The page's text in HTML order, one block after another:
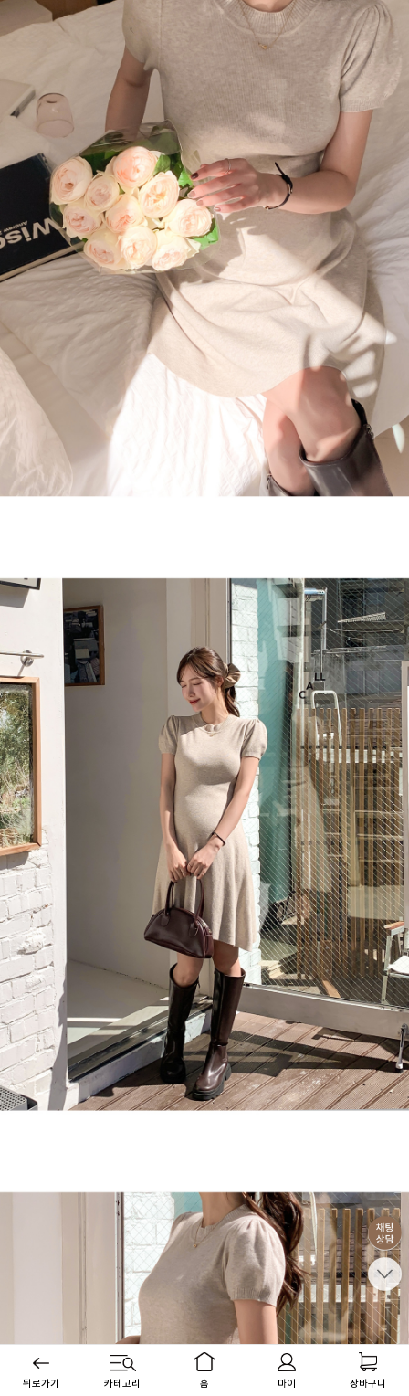
뒤로가기 카테고리 홈 마이 장바구니